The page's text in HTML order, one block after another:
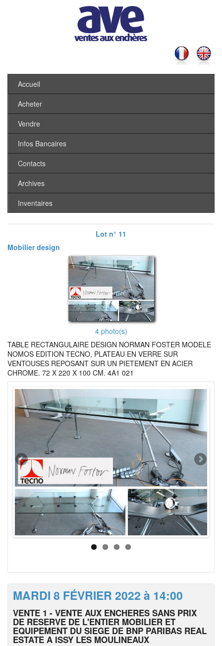
Accueil
Acheter
Vendre
Infos Bancaires
Contacts
Archives
Inventaires
Lot n° 11
Mobilier design
4 photo(s)
TABLE RECTANGULAIRE DESIGN NORMAN FOSTER MODELE
NOMOS EDITION TECNO, PLATEAU EN VERRE SUR
VENTOUSES REPOSANT SUR UN PIETEMENT EN ACIER
CHROME. 72 X 220 X 100 CM. 4A1 021
MARDI 8 FÉVRIER 2022 à 14:00
VENTE 1 - VENTE AUX ENCHERES SANS PRIX
DE RESERVE DE L'ENTIER MOBILIER ET
EQUIPEMENT DU SIEGE DE BNP PARIBAS REAL
ESTATE A ISSY LES MOULINEAUX